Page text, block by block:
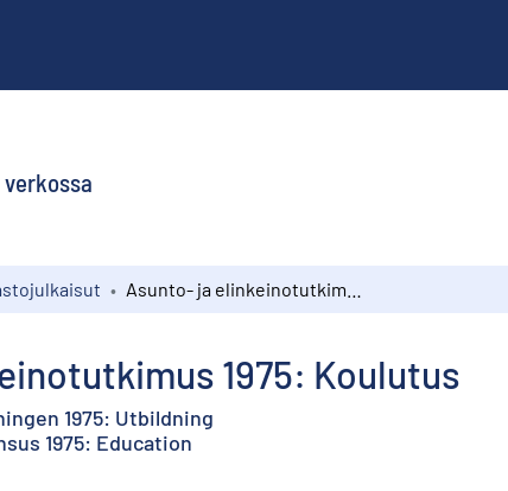
1975: Koulutus
1975: Utbildning
1975: Education